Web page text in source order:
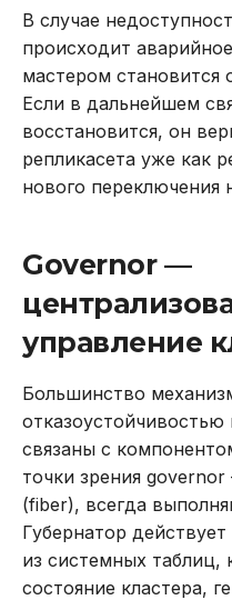
В случае
происходит
мастером становится
Если в дальнейшем
восстановится, он
репликасета уже как
нового переключения
Governor —
управление
Большинство
отказоустойчивостью
связаны с
точки зрения
(fiber), всегда
Губернатор
из системных
состояние кластера,